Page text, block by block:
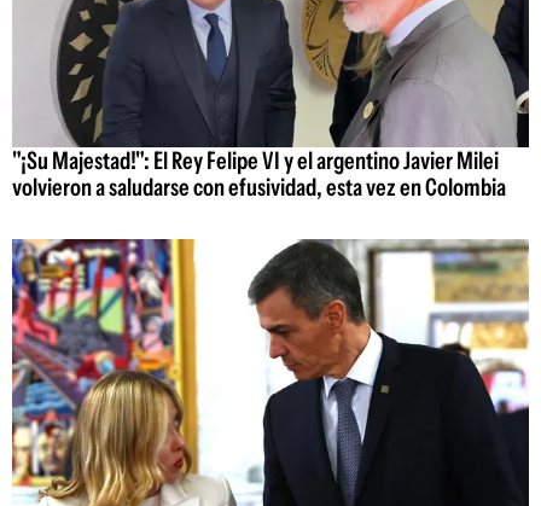
"¡Su Majestad!": El Rey Felipe VI y el argentino Javier Milei
volvieron a saludarse con efusividad, esta vez en Colombia